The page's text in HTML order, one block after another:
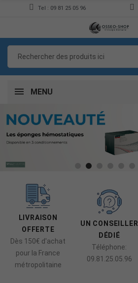
Tel : 09 81 25 05 96
MENU
LIVRAISON
OFFERTE
Dès 150€ d'achat
pour la France
métropolitaine
UN CONSEILLER
DÉDIÉ
Téléphone:
09.81.25.05.96